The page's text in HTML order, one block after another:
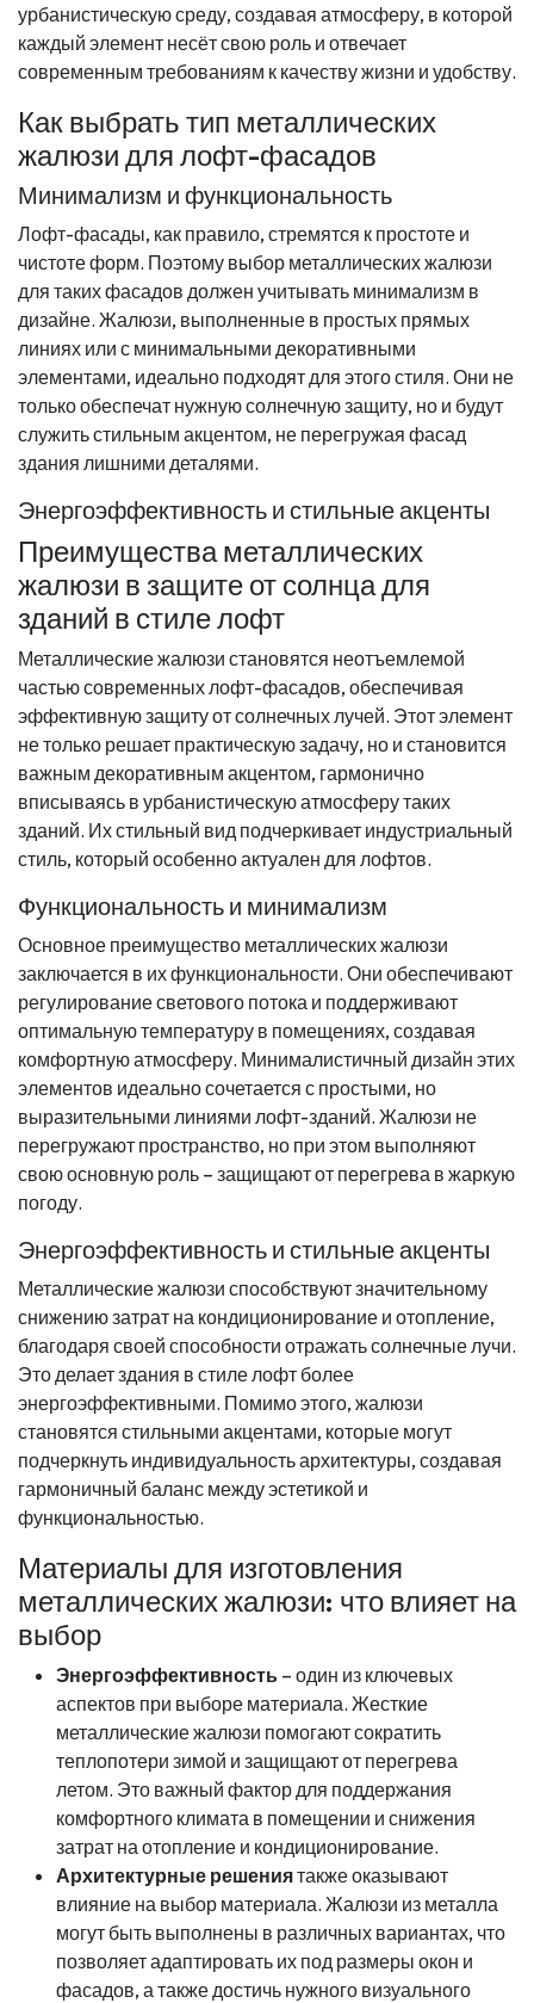
урбанистическую среду, создавая атмосферу, в которой
каждый элемент несёт свою роль и отвечает
современным требованиям к качеству жизни и удобству.
Как выбрать тип металлических
жалюзи для лофт-фасадов
Минимализм и функциональность
Лофт-фасады, как правило, стремятся к простоте и
чистоте форм. Поэтому выбор металлических жалюзи
для таких фасадов должен учитывать минимализм в
дизайне. Жалюзи, выполненные в простых прямых
линиях или с минимальными декоративными
элементами, идеально подходят для этого стиля. Они не
только обеспечат нужную солнечную защиту, но и будут
служить стильным акцентом, не перегружая фасад
здания лишними деталями.
Энергоэффективность и стильные акценты
Преимущества металлических
жалюзи в защите от солнца для
зданий в стиле лофт
Металлические жалюзи становятся неотъемлемой
частью современных лофт-фасадов, обеспечивая
эффективную защиту от солнечных лучей. Этот элемент
не только решает практическую задачу, но и становится
важным декоративным акцентом, гармонично
вписываясь в урбанистическую атмосферу таких
зданий. Их стильный вид подчеркивает индустриальный
стиль, который особенно актуален для лофтов.
Функциональность и минимализм
Основное преимущество металлических жалюзи
заключается в их функциональности. Они обеспечивают
регулирование светового потока и поддерживают
оптимальную температуру в помещениях, создавая
комфортную атмосферу. Минималистичный дизайн этих
элементов идеально сочетается с простыми, но
выразительными линиями лофт-зданий. Жалюзи не
перегружают пространство, но при этом выполняют
свою основную роль – защищают от перегрева в жаркую
погоду.
Энергоэффективность и стильные акценты
Металлические жалюзи способствуют значительному
снижению затрат на кондиционирование и отопление,
благодаря своей способности отражать солнечные лучи.
Это делает здания в стиле лофт более
энергоэффективными. Помимо этого, жалюзи
становятся стильными акцентами, которые могут
подчеркнуть индивидуальность архитектуры, создавая
гармоничный баланс между эстетикой и
функциональностью.
Материалы для изготовления
металлических жалюзи: что влияет на
выбор
Энергоэффективность – один из ключевых
аспектов при выборе материала. Жесткие
металлические жалюзи помогают сократить
теплопотери зимой и защищают от перегрева
летом. Это важный фактор для поддержания
комфортного климата в помещении и снижения
затрат на отопление и кондиционирование.
Архитектурные решениятакже оказывают
влияние на выбор материала. Жалюзи из металла
могут быть выполнены в различных вариантах, что
позволяет адаптировать их под размеры окон и
фасадов, а также достичь нужного визуального